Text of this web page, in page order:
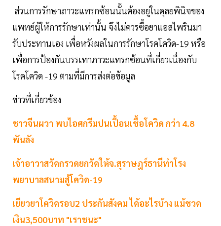
ส่วนการรักษาภาวะแทรกซ้อนนั้นต้องอยู่ในดุลยพินิจของ
แพทย์ผู้ให้การรักษาเท่านั้น จึงไม่ควรซื้อยาแอสไพรินมา
รับประทานเอง เพื่อหวังผลในการรักษาโรคโควิด-19 หรือ
เพื่อการป้องกันบรรเทาภาวะแทรกซ้อนที่เกี่ยวเนื่องกับ
โรคโควิด -19 ตามที่มีการส่งต่อข้อมูล
ข่าวที่เกี่ยวข้อง
ชาวจีนผวา พบไอศกรีมปนเปื้อนเชื้อโควิด กว่า 4.8
พันลัง
เจ้าอาวาสวัดกรวดยกวัดให้จ.สุราษฎร์ธานีทำโรง
พยาบาลสนามสู้โควิด-19
เยียวยาโควิดรอบ2 ประกันสังคม ได้อะไรบ้าง แม้ชวด
เงิน3,500บาท "เราชนะ"